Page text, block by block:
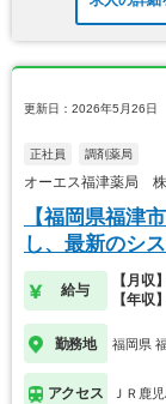
更新日：2026年5月26日
正社員 調剤薬局
オーエス福津薬局
【福岡県福津
し、最新のシ
給与
【月
【年
勤務地 福岡県
アクセス ＪＲ鹿